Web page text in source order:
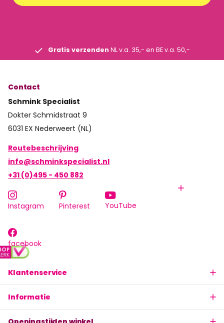
Gratis verzenden NL v.a. 35,- en BE v.a. 50,-
Klantenservice
Informatie
Contact
Schmink Specialist
Dokter Schmidstraat 9
6031 EX Nederweert (NL)
Routebeschrijving
info@schminkspecialist.nl
+31 (0)495 - 450 882
Instagram Pinterest YouTube
facebook